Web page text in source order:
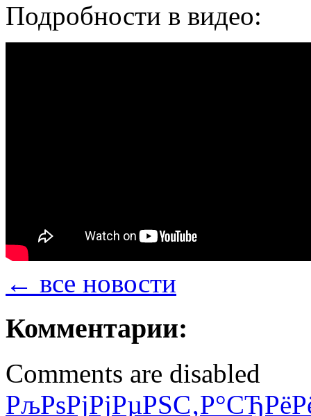
Подробности в видео:
← все новости
Комментарии:
Comments are disabled